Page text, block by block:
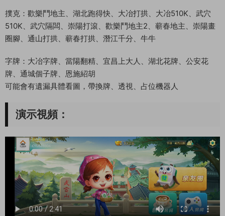
撲克：歡樂鬥地主、湖北跑得快、大冶打拱、大冶510K、武穴
510K、武穴隔闆、崇陽打滾、歡樂鬥地主2、蕲春地主、崇陽畫
圈腳、通山打拱、蕲春打拱、潛江千分、牛牛
字牌：大冶字牌、當陽翻精、宜昌上大人、湖北花牌、公安花
牌、通城個子牌、恩施紹胡
可能會有遺漏具體看圖，帶換牌、透視、占位機器人
演示視頻：